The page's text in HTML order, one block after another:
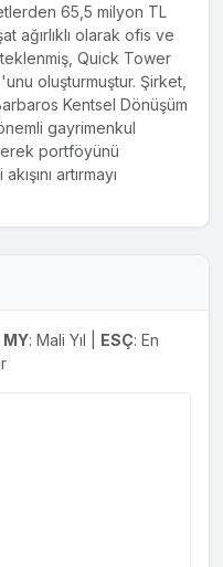
65,5 milyon TL
ağırlıklı olarak ofis ve
Quick Tower
oluşturmuştur. Şirket,
Kentsel Dönüşüm
gayrimenkul
portföyünü
artırmayı
MY: Mali Yıl | ESÇ: En